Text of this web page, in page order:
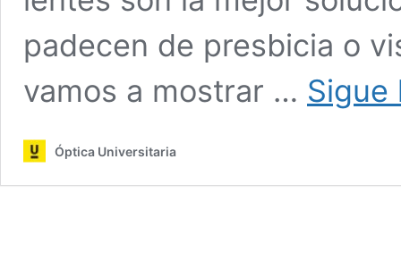
padecen de presbicia o
vamos a mostrar … Sigue
Óptica Universitaria